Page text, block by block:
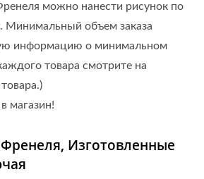
можно нанести рисунок по
Минимальный объем заказа
информацию о минимальном
товара смотрите на
магазин!
Изготовленные